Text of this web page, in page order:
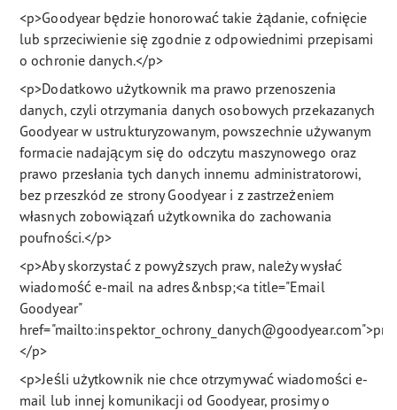
<p>Goodyear będzie honorować takie żądanie, cofnięcie
lub sprzeciwienie się zgodnie z odpowiednimi przepisami
o ochronie danych.</p>
<p>Dodatkowo użytkownik ma prawo przenoszenia
danych, czyli otrzymania danych osobowych przekazanych
Goodyear w ustrukturyzowanym, powszechnie używanym
formacie nadającym się do odczytu maszynowego oraz
prawo przesłania tych danych innemu administratorowi,
bez przeszkód ze strony Goodyear i z zastrzeżeniem
własnych zobowiązań użytkownika do zachowania
poufności.</p>
<p>Aby skorzystać z powyższych praw, należy wysłać
wiadomość e-mail na adres&nbsp;<a title="Email
Goodyear"
</p>
<p>Jeśli użytkownik nie chce otrzymywać wiadomości e-
mail lub innej komunikacji od Goodyear, prosimy o